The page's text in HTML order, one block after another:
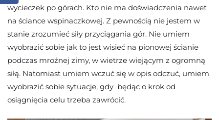
wycieczek po górach. Kto nie ma doświadczenia nawet
na ściance wspinaczkowej. Z pewnością nie jestem w
stanie zrozumieć siły przyciągania gór. Nie umiem
wyobrazić sobie jak to jest wisieć na pionowej ścianie
podczas mroźnej zimy, w wietrze wiejącym z ogromną
siłą. Natomiast umiem wczuć się w opis odczuć, umiem
wyobrazić sobie sytuacje, gdy będąc o krok od
osiągnięcia celu trzeba zawrócić.